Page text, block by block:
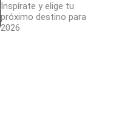
Inspírate y elige tu
próximo destino para
2026